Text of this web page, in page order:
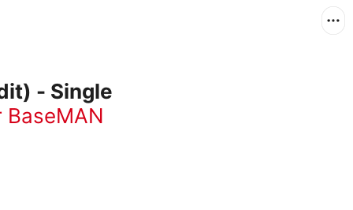
- Single
BaseMAN